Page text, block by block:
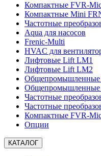
Компактные FVR-
Компактные Mini
Частотные
Aqua для насосов
Frenic-Multi
HVAC для
Лифтовые Lift LM1
Лифтовые Lift LM2
Общепромышленные
Общепромышленные
Частотные
Частотные
Компактные FVR-
Опции
КАТАЛОГ